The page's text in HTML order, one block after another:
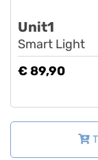
Unit1
Smart Light
€ 89,90